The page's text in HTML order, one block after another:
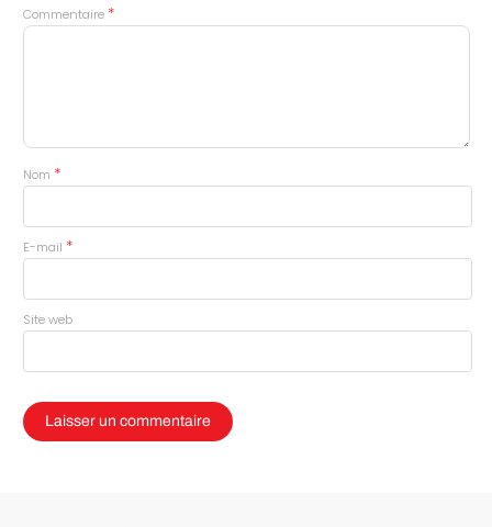
Commentaire *
Nom *
E-mail *
Site web